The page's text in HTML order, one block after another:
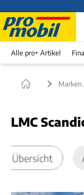
Alle pro+ Artikel
Marken
LMC
Übersicht